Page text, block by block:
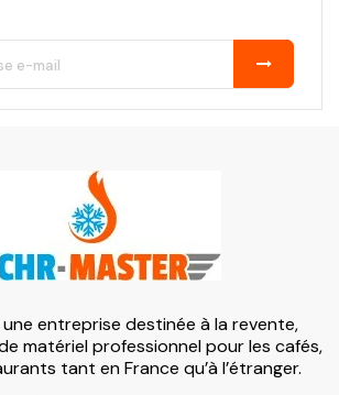
entreprise destinée à la revente,
matériel professionnel pour les cafés,
tant en France qu’à l’étranger.